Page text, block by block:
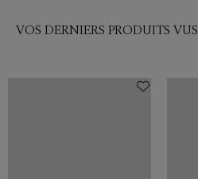
VOS DERNIERS PRODUITS VUS